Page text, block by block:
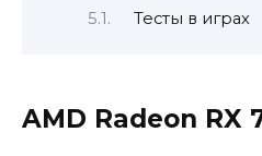
Тесты в играх
AMD Radeon RX